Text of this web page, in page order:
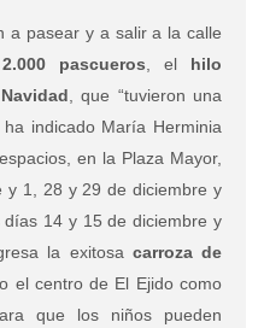
a pasear y a salir a la calle
2.000 pascueros , el hilo
, que “tuvieron una
indicado María Herminia
en la Plaza Mayor,
y 1, 28 y 29 de diciembre y
14 y 15 de diciembre y
la exitosa carroza de
el centro de El Ejido como
que los niños pueden